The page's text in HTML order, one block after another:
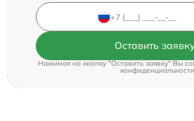
Оставить
Нажимая на кнопку "Оставить заявку" Вы
конфиденциальности